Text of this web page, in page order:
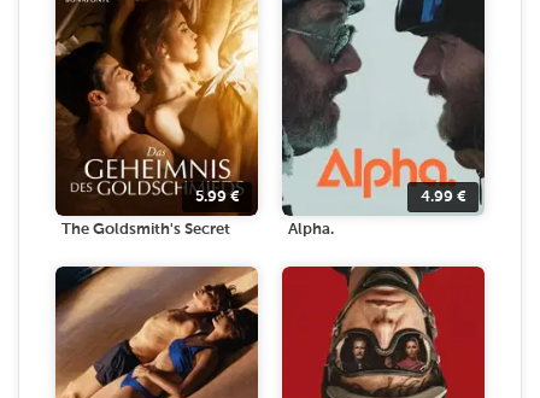
5.99€
The Goldsmith's Secret
4.99 €
Alpha.